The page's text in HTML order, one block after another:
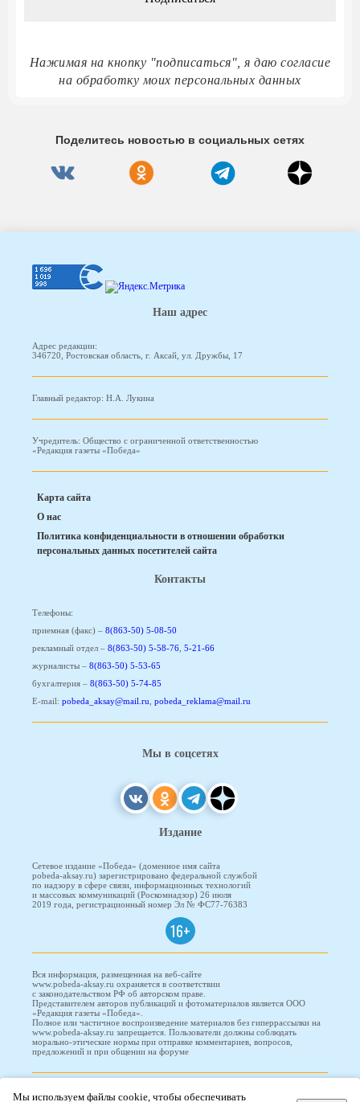
Нажимая на кнопку "подписаться", я даю согласие
на обработку моих персональных данных
Поделитесь новостью в социальных сетях
Наш адрес
Адрес редакции:
346720, Ростовская область, г. Аксай, ул. Дружбы, 17
Главный редактор: Н.А. Лукина
Учредитель: Общество с ограниченной ответственностью
«Редакция газеты «Победа»
Карта сайта
О нас
Политика конфиденциальности в отношении обработки
персональных данных посетителей сайта
Контакты
Телефоны:
приемная (факс) – 8(863-50) 5-08-50
рекламный отдел – 8(863-50) 5-58-76, 5-21-66
журналисты – 8(863-50) 5-53-65
бухгалтерия – 8(863-50) 5-74-85
E-mail: pobeda_aksay@mail.ru, pobeda_reklama@mail.ru
Мы в соцсетях
Издание
Сетевое издание «Победа» (доменное имя сайта
pobeda-aksay.ru) зарегистрировано федеральной службой
по надзору в сфере связи, информационных технологий
и массовых коммуникаций (Роскомнадзор) 26 июля
2019 года, регистрационный номер Эл № ФС77-76383
16+
Вся информация, размещенная на веб-сайте
www.pobeda-aksay.ru охраняется в соответствии
с законодательством РФ об авторском праве.
Представителем авторов публикаций и фотоматериалов является ООО
«Редакция газеты «Победа».
Полное или частичное воспроизведение материалов без гиперрассылки на
www.pobeda-aksay.ru запрещается. Пользователи должны соблюдать
морально-этические нормы при отправке комментариев, вопросов,
предложений и при общении на форуме
ПОБЕДА © 2010-2026
Мы используем файлы cookie, чтобы обеспечивать